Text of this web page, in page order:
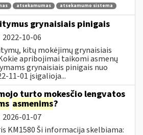
atsekamumas atsekamumo sistema
grynaisiais pinigais
2022-10-06
kitų mokėjimų grynaisiais
apribojimai taikomi asmenų
grynaisiais pinigais nuo
11-01 įsigalioja...
turto mokesčio lengvatos
asmenims?
2026-01-07
KM1580 Ši informacija skelbiama: